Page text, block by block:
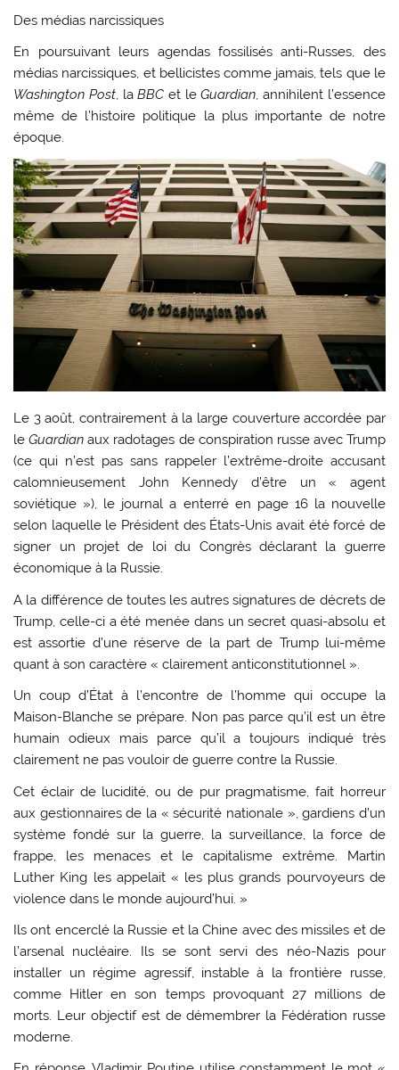
Des médias narcissiques
En poursuivant leurs agendas fossilisés anti-Russes, des
médias narcissiques, et bellicistes comme jamais, tels que le
Washington Post, laBBC et leGuardian, annihilent l’essence
même de l’histoire politique la plus importante de notre
époque.
Le 3 août, contrairement à la large couverture accordée par
leGuardian aux radotages de conspiration russe avec Trump
(ce qui n’est pas sans rappeler l’extrême-droite accusant
calomnieusement John Kennedy d’être un « agent
soviétique »), le journal a enterré en page 16 la nouvelle
selon laquelle le Président des États-Unis avait été forcé de
signer un projet de loi du Congrès déclarant la guerre
économique à la Russie.
A la différence de toutes les autres signatures de décrets de
Trump, celle-ci a été menée dans un secret quasi-absolu et
est assortie d’une réserve de la part de Trump lui-même
quant à son caractère « clairement anticonstitutionnel ».
Un coup d’État à l’encontre de l’homme qui occupe la
Maison-Blanche se prépare. Non pas parce qu’il est un être
humain odieux mais parce qu’il a toujours indiqué très
clairement ne pas vouloir de guerre contre la Russie.
Cet éclair de lucidité, ou de pur pragmatisme, fait horreur
aux gestionnaires de la « sécurité nationale », gardiens d’un
système fondé sur la guerre, la surveillance, la force de
frappe, les menaces et le capitalisme extrême. Martin
Luther King les appelait « les plus grands pourvoyeurs de
violence dans le monde aujourd’hui. »
Ils ont encerclé la Russie et la Chine avec des missiles et de
l’arsenal nucléaire. Ils se sont servi des néo-Nazis pour
installer un régime agressif, instable à la frontière russe,
comme Hitler en son temps provoquant 27 millions de
morts. Leur objectif est de démembrer la Fédération russe
moderne.